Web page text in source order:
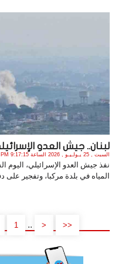
لبنان.. جيش العدو
السبت , 25 يـولـيـو , 2026 الساعة 9:17:15 PM
نفذ جيش العدو الإسرائيلي،
المياه في بلدة مركبا، وتفجير على
<<
<
..
1